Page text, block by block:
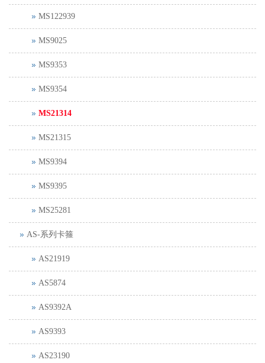
MS122939
MS9025
MS9353
MS9354
MS21314
MS21315
MS9394
MS9395
MS25281
AS-系列卡箍
AS21919
AS5874
AS9392A
AS9393
AS23190